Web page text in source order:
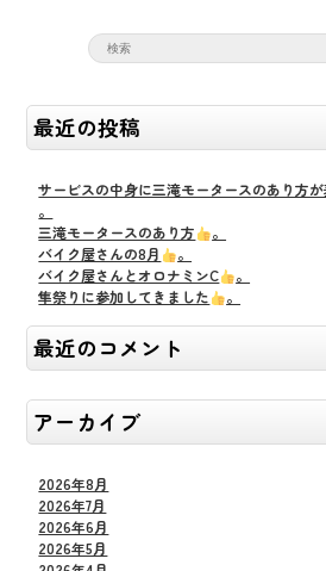
最近の投稿
サービスの中身に三滝モータースのあり方
。
三滝モータースのあり方
。
バイク屋さんの8月
。
バイク屋さんとオロナミンC
。
隼祭りに参加してきました
。
最近のコメント
アーカイブ
2026年8月
2026年7月
2026年6月
2026年5月